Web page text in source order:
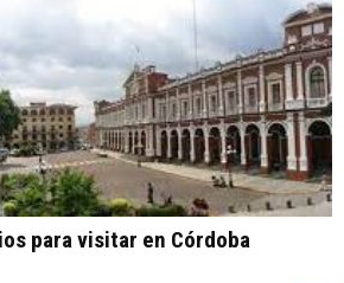
para visitar en Córdoba